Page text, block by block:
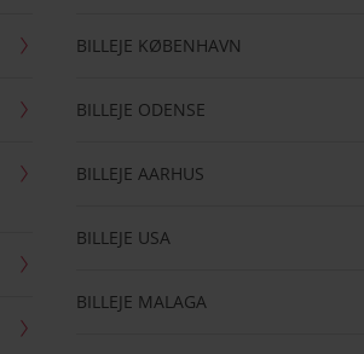
BILLEJE KØBENHAVN
BILLEJE ODENSE
BILLEJE AARHUS
BILLEJE USA
BILLEJE MALAGA